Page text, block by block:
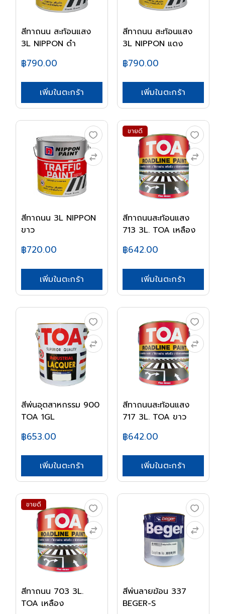
สีทาถนน สะท้อนแสง
3L NIPPON ดำ
฿790.00
เพิ่มในตะกร้า
สีทาถนน สะท้อนแสง
3L NIPPON แดง
฿790.00
เพิ่มในตะกร้า
สีทาถนน 3L NIPPON
ขาว
฿720.00
เพิ่มในตะกร้า
ขายดี
สีทาถนนสะท้อนแสง
713 3L. TOA เหลือง
฿642.00
เพิ่มในตะกร้า
สีพ่นอุตสาหกรรม 900
TOA 1GL
฿653.00
เพิ่มในตะกร้า
สีทาถนนสะท้อนแสง
717 3L. TOA ขาว
฿642.00
เพิ่มในตะกร้า
ขายดี
สีทาถนน 703 3L.
TOA เหลือง
สีพ่นลายฆ้อน 337
BEGER-S